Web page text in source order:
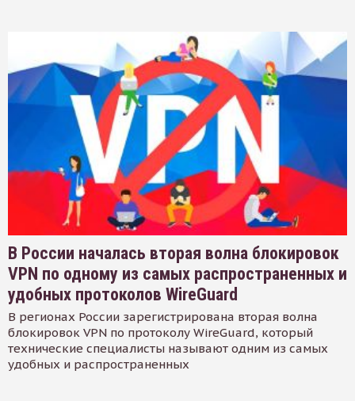
В России началась вторая волна блокировок
VPN по одному из самых распространенных и
удобных протоколов WireGuard
В регионах России зарегистрирована вторая волна
блокировок VPN по протоколу WireGuard, который
технические специалисты называют одним из самых
удобных и распространенных